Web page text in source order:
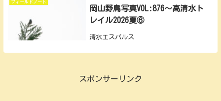
フィールドノート
岡山野鳥写真VOL:876～高清水ト
レイル2026夏⑥
清水エスパルス
スポンサーリンク